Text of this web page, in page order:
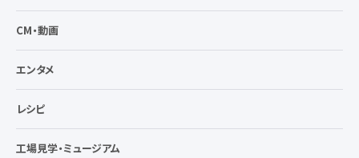
CM・動画
エンタメ
レシピ
工場見学・ミュージアム